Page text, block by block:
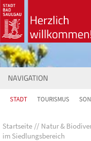
NAVIGATION
STADT TOURISMUS
Startseite Natur &
im Siedlungsbereich